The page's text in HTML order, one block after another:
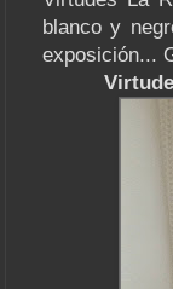
blanco y
exposición...